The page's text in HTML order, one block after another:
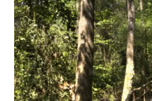
Italiano